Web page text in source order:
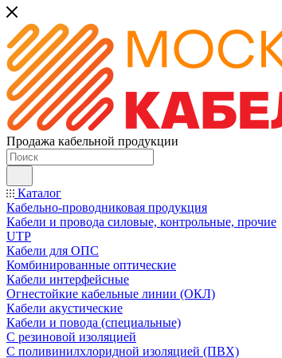
Продажа кабельной продукции
Каталог
Кабельно-проводниковая продукция
Кабели и провода силовые, контрольные, прочие
UTP
Кабели для ОПС
Комбинированные оптические
Кабели интерфейсные
Огнестойкие кабельные линии (ОКЛ)
Кабели акустические
Кабели и повода (специальные)
С резиновой изоляцией
С поливинилхлоридной изоляцией (ПВХ)